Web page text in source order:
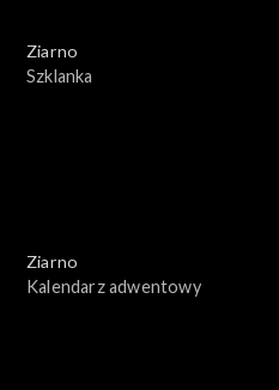
Ziarno
Szklanka
Ziarno
Kalendarz adwentowy